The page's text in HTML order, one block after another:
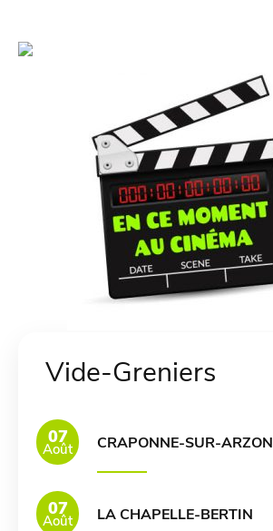
Vide-Greniers
07
Août CRAPONNE-SUR-ARZON
07
Août LA CHAPELLE-BERTIN